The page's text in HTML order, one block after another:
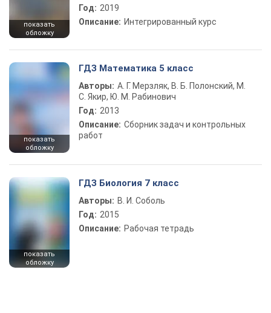
показать
обложку
Год: 2019
Описание: Интегрированный курс
показать
обложку
ГДЗ Математика 5 класс
Авторы: А. Г. Мерзляк, В. Б. Полонский, М.
С. Якир, Ю. М. Рабинович
Год: 2013
Описание: Сборник задач и контрольных
работ
показать
обложку
ГДЗ Биология 7 класс
Авторы: В. И. Соболь
Год: 2015
Описание: Рабочая тетрадь